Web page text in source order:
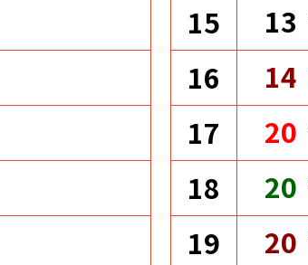
15 13
16 14
17 20
18 20
19 20